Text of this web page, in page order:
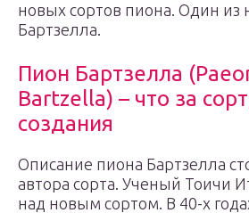
новых сортов пиона. Один из
Бартзелла.
Пион Бартзелла
Bartzella) – что за
создания
Описание пиона Бартзелла
автора сорта. Ученый Тоичи
над новым сортом. В 40-х